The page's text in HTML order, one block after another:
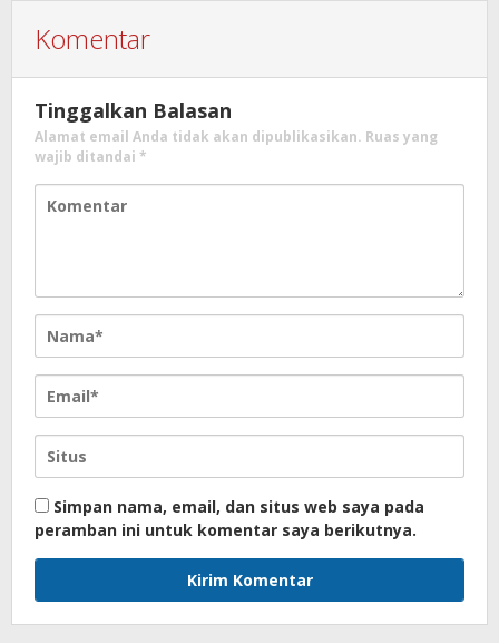
Komentar
Tinggalkan Balasan
Alamat email Anda tidak akan dipublikasikan. Ruas yang
wajib ditandai *
Simpan nama, email, dan situs web saya pada
peramban ini untuk komentar saya berikutnya.